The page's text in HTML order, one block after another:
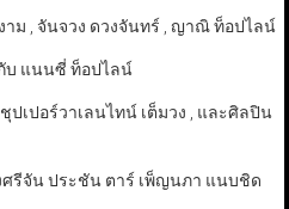
ม , จันจวง ดวงจันทร์ , ญาณิ ท็อปไลน์
บ แนนซี่ ท็อปไลน์
เปอร์วาเลนไทน์ เต็มวง , และศิลปิน
รีจัน ประชัน ตาร์ เพ็ญนภา แนบชิด